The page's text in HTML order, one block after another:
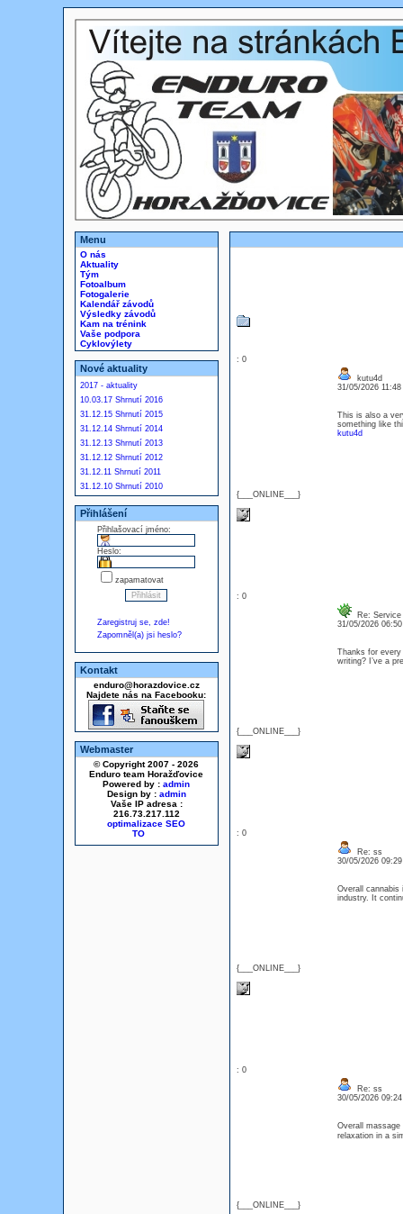
Menu
O nás
Aktuality
Tým
Fotoalbum
Fotogalerie
Kalendář závodů
Výsledky závodů
Kam na trénink
Vaše podpora
Cyklovýlety
Nové aktuality
2017 - aktuality
10.03.17 Shrnutí 2016
31.12.15 Shrnutí 2015
31.12.14 Shrnutí 2014
31.12.13 Shrnutí 2013
31.12.12 Shrnutí 2012
31.12.11 Shrnutí 2011
31.12.10 Shrnutí 2010
Přihlášení
Přihlašovací jméno:
Heslo:
zapamatovat
Zaregistruj se, zde!
Zapomněl(a) jsi heslo?
Kontakt
enduro@horazdovice.cz
Najdete nás na Facebooku:
Webmaster
© Copyright 2007 - 2026
Enduro team Horažďovice
Powered by : admin
Design by : admin
Vaše IP adresa :
216.73.217.112
optimalizace SEO
: 0
{___ONLINE___}
kutu4d
31/05/2026
This is also a
something like
kutu4d
: 0
{___ONLINE___}
Re: Service
31/05/2026
Thanks for
writing? I’ve a
: 0
{___ONLINE___}
Re: ss
30/05/2026
Overall cannabis
industry. It
: 0
{___ONLINE___}
Re: ss
30/05/2026
Overall
relaxation in a